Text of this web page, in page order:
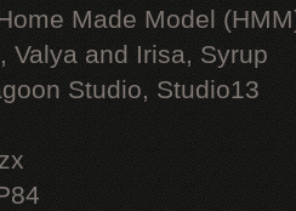
Made Model
Valya and Irisa, Syrup
Studio, Studio13